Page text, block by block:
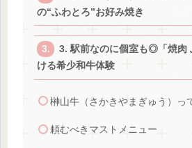
の“ふわとろ”お好み焼き
3. 駅前なのに個室も◎「焼肉
ける希少和牛体験
榊山牛（さかきやまぎゅう）っ
頼むべきマストメニュー